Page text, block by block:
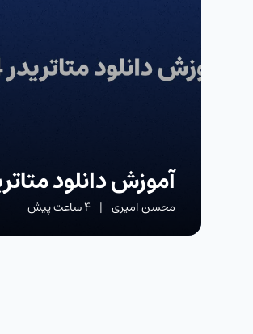
آموزش دانلود متاتریدر 4
محسن امیری | 4 ساعت پیش